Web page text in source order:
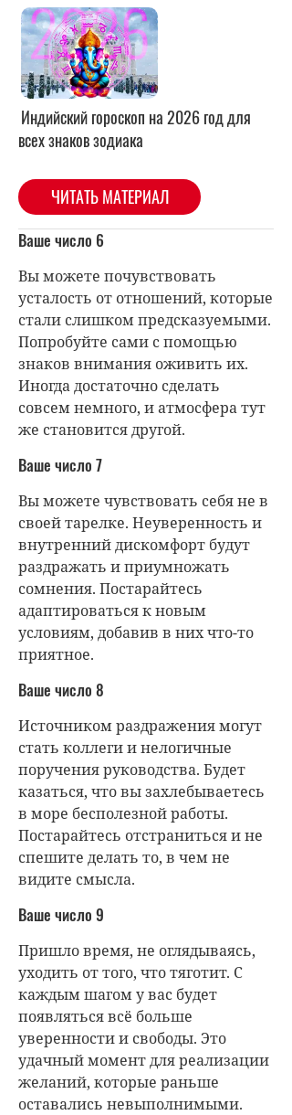
Индийский гороскоп на 2026 год для
всех знаков зодиака
ЧИТАТЬ МАТЕРИАЛ
Ваше число 6
Вы можете почувствовать
усталость от отношений, которые
стали слишком предсказуемыми.
Попробуйте сами с помощью
знаков внимания оживить их.
Иногда достаточно сделать
совсем немного, и атмосфера тут
же становится другой.
Ваше число 7
Вы можете чувствовать себя не в
своей тарелке. Неуверенность и
внутренний дискомфорт будут
раздражать и приумножать
сомнения. Постарайтесь
адаптироваться к новым
условиям, добавив в них что-то
приятное.
Ваше число 8
Источником раздражения могут
стать коллеги и нелогичные
поручения руководства. Будет
казаться, что вы захлебываетесь
в море бесполезной работы.
Постарайтесь отстраниться и не
спешите делать то, в чем не
видите смысла.
Ваше число 9
Пришло время, не оглядываясь,
уходить от того, что тяготит. С
каждым шагом у вас будет
появляться всё больше
уверенности и свободы. Это
удачный момент для реализации
желаний, которые раньше
оставались невыполнимыми.